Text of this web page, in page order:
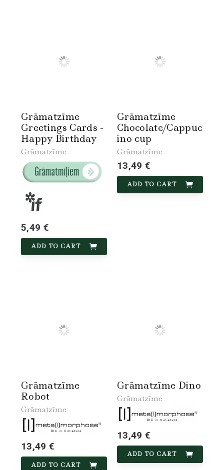
Grāmatzīme
Greetings Cards -
Happy Birthday
Grāmatzīme
5,49 €
ADD TO CART
Grāmatzīme
Chocolate/Cappuc
ino cup
Grāmatzīme
13,49 €
ADD TO CART
Grāmatzīme
Robot
Grāmatzīme
13,49 €
ADD TO CART
Grāmatzīme Dino
Grāmatzīme
13,49 €
ADD TO CART